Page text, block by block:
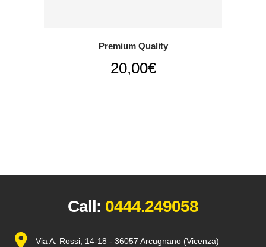
Premium Quality
20,00€
Call: 0444.249058
Via A. Rossi, 14-18 - 36057 Arcugnano (Vicenza)